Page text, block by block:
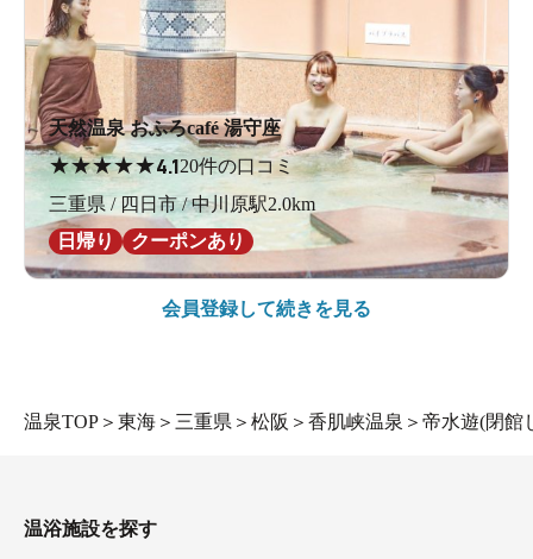
天然温泉 おふろcafé 湯守座
★★★★★4.120件の口コミ
三重県 / 四日市 / 中川原駅2.0km
日帰り
クーポンあり
会員登録して続きを見る
温泉TOP ＞ 東海 ＞ 三重県 ＞ 松阪 ＞ 香肌峡温泉 ＞ 帝水遊(閉館
温浴施設を探す